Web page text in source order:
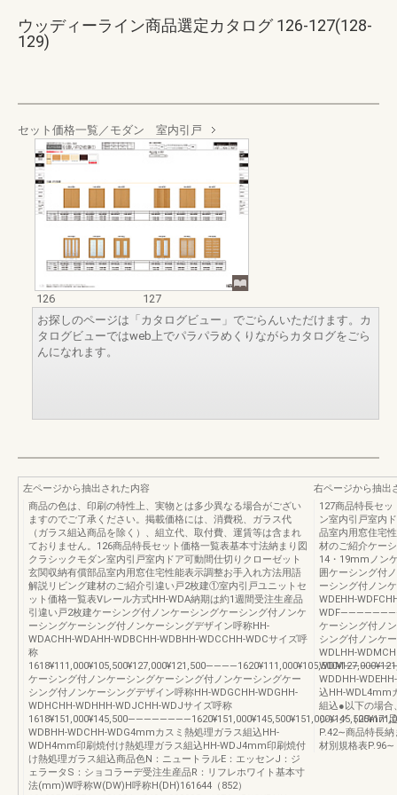
ウッディーライン商品選定カタログ 126-127(128-
129)
セット価格一覧／モダン 室内引戸
126
127
お探しのページは「カタログビュー」でごらんいただけます。カ
タログビューではweb上でパラパラめくりながらカタログをごら
んになれます。
左ページから抽出された内容
商品の色は、印刷の特性上、実物とは多少異なる場合がござい
ますのでご了承ください。掲載価格には、消費税、ガラス代
（ガラス組込商品を除く）、組立代、取付費、運賃等は含まれ
ておりません。126商品特長セット価格一覧表基本寸法納まり図
クラシックモダン室内引戸室内ドア可動間仕切りクローゼット
玄関収納有償部品室内用窓住宅性能表示調整お手入れ方法用語
解説リビング建材のご紹介引違い戸2枚建①室内引戸ユニットセ
ット価格一覧表Vレール方式HH-WDA納期は約1週間受注生産品
引違い戸2枚建ケーシング付ノンケーシングケーシング付ノンケ
ーシングケーシング付ノンケーシングデザイン呼称HH-
WDACHH-WDAHH-WDBCHH-WDBHH-WDCCHH-WDCサイズ呼
称
ケーシング付ノンケーシングケーシング付ノンケーシングケー
シング付ノンケーシングデザイン呼称HH-WDGCHH-WDGHH-
WDHCHH-WDHHH-WDJCHH-WDJサイズ呼称
WDBHH-WDCHH-WDG4mmカスミ熱処理ガラス組込HH-
WDH4mm印刷焼付け熱処理ガラス組込HH-WDJ4mm印刷焼付
け熱処理ガラス組込商品色N：ニュートラルE：エッセンJ：ジ
ェラータS：ショコラーデ受注生産品R：リフレホワイト基本寸
法(mm)W呼称W(DW)H呼称H(DH)161644（852）
右ページから抽出
127商品特長セ
ン室内引戸室内
品室内用窓住宅
材のご紹介ケー
14・19mmノン
囲ケーシング付
ーシング付ノン
WDEHH-
ケーシング付ノ
シング付ノンケ
WDLHH-
WDDHH-
込HH-WDL4mm
組込●以下の場合
シング（25mm
P.42∼商品特長
材別規格表P.96∼